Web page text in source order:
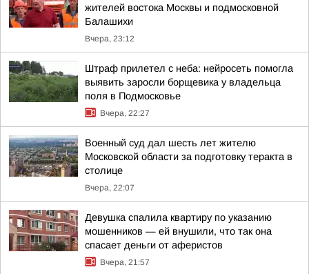
жителей востока Москвы и подмосковной
Балашихи
Вчера, 23:12
Штраф прилетел с неба: нейросеть помогла
выявить заросли борщевика у владельца
поля в Подмосковье
Вчера, 22:27
Военный суд дал шесть лет жителю
Московской области за подготовку теракта в
столице
Вчера, 22:07
Девушка спалила квартиру по указанию
мошенников — ей внушили, что так она
спасает деньги от аферистов
Вчера, 21:57